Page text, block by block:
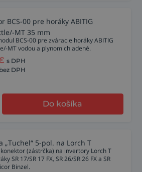
BCS-00 pre horáky ABITIG
MT 35 mm
BCS-00 pre zváracie horáky ABITIG
MT vodou a plynom chladené.
s DPH
bez DPH
Do košíka
„Tuchel“ 5-pol. na Lorch T
(zástrčka) na invertory Lorch T
SR 17/SR 17 FX, SR 26/SR 26 FX a SR
Binzel.